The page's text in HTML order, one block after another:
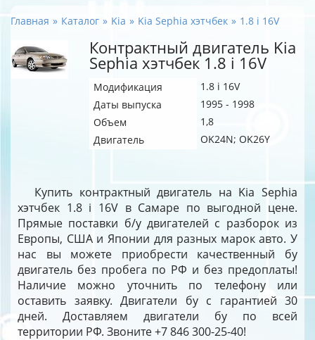
Главная Каталог Kia Kia Sephia хэтчбек 1.8 i 16V
Контрактный двигатель Kia
Sephia хэтчбек 1.8 i 16V
Модификация
1.8 i 16V
Даты выпуска
1995 - 1998
Объем
1,8
Двигатель
OK24N; OK26Y
Купить контрактный двигатель на Kia Sephia
хэтчбек 1.8 i 16V в Самаре по выгодной цене.
Прямые поставки б/у двигателей с разборок из
Европы, США и Японии для разных марок авто. У
нас вы можете приобрести качественный бу
двигатель без пробега по РФ и без предоплаты!
Наличие можно уточнить по телефону или
оставить заявку. Двигатели бу с гарантией 30
дней. Доставляем двигатели бу по всей
территории РФ. Звоните +7 846 300-25-40!